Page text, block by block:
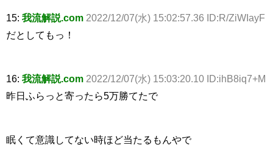
15: 我流解説.com 2022/12/07(水) 15:02:57.36 ID:R/ZiWIayF
だとしてもっ！
16: 我流解説.com 2022/12/07(水) 15:03:20.10 ID:ihB8iq7+M
昨日ふらっと寄ったら5万勝てたで
眠くて意識してない時ほど当たるもんやで